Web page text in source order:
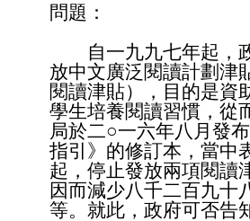
問題：
自一九九七年起，政
放中文廣泛閱讀計劃津
閱讀津貼），目的是資
學生培養閱讀習慣，從
局於二○一六年八月發
指引》的修訂本，當中
起，停止發放兩項閱讀
因而減少八千二百九十
等。就此，政府可否告